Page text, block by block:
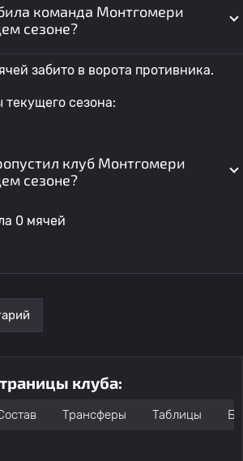
команда Монтгомери
сезоне?
забито в ворота противника.
сезона:
клуб Монтгомери
сезоне?
0 мячей
клуба:
Трансферы Таблицы